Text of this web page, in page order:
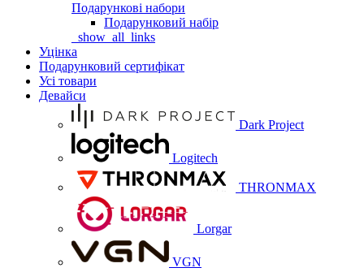
Подарункові набори
Подарунковий набір
_show_all_links
Уцінка
Подарунковий сертифікат
Усі товари
Девайси
Dark Project
Logitech
THRONMAX
Lorgar
VGN